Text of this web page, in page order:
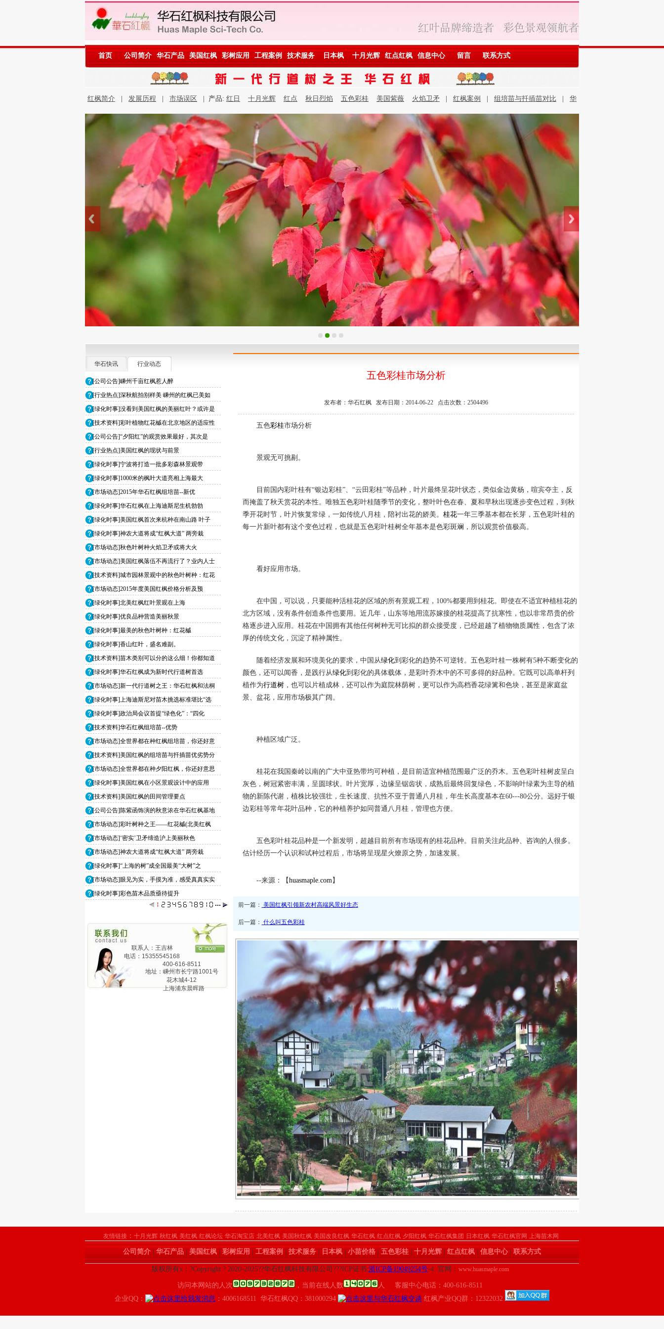
首页 公司简介 华石产品 美国红枫 彩树应用 工程案例 技术服务 日本枫 十月光辉 红点红枫 信息中心 留言 联系方式
红枫简介 发展历程 市场误区 | 产品: 红日 十月光辉 红点 秋日烈焰 五色彩桂 美国紫薇 火焰卫矛 红枫案例 组培苗与扦插苗对比 华
华石快讯 行业动态
[公司公告]嵊州千亩红枫惹人醉
[行业热点]深秋航拍别样美 嵊州的红枫已美如
[绿化时事]没看到美国红枫的美丽红叶？或许是
[技术资料]彩叶植物红花槭在北京地区的适应性
[公司公告]“夕阳红”的观赏效果最好，其次是
[行业热点]美国红枫的现状与前景
[绿化时事]宁波将打造一批多彩森林景观带
[绿化时事]1000米的枫叶大道亮相上海最大
[市场动态]2015年华石红枫组培苗--新优
[绿化时事]华石红枫在上海迪斯尼生机勃勃
[绿化时事]美国红枫首次来杭种在南山路 叶子
[绿化时事]神农大道将成“红枫大道” 两旁栽
[市场动态]秋色叶树种火焰卫矛或将大火
[市场动态]美国红枫落伍不再流行了？业内人士
[技术资料]城市园林景观中的秋色叶树种：红花
[市场动态]2015年度美国红枫价格分析及预
[绿化时事]北美红枫红叶景观在上海
[绿化时事]优良品种营造美丽秋景
[绿化时事]最美的秋色叶树种：红花槭
[绿化时事]香山红叶，盛名难副。
[技术资料]苗木类别可以分的这么细！你都知道
[绿化时事]华石红枫成为新时代行道树首选
[市场动态]新一代行道树之王：华石红枫和法桐
[绿化时事]上海迪斯尼对苗木挑选标准堪比“选
[绿化时事]政治局会议首提“绿色化”：“四化
[技术资料]华石红枫组培苗--优势
[市场动态]全世界都在种红枫组培苗，你还好意
[技术资料]美国红枫的组培苗与扦插苗优劣势分
[市场动态]全世界都在种夕阳红枫，你还好意思
[绿化时事]美国红枫在小区景观设计中的应用
[技术资料]美国红枫的田间管理要点
[公司公告]陈紫函饰演的秋意浓在华石红枫基地
[市场动态]彩叶树种之王——红花槭(北美红枫
[市场动态]‘密实’卫矛缔造沪上美丽秋色
[市场动态]神农大道将成“红枫大道” 两旁栽
[绿化时事]“上海的树”成全国最美“大树”之
[市场动态]眼见为实，手摸为准，感受真真实实
[绿化时事]彩色苗木品质亟待提升
联系人：王吉林
电话：15355545168
400-616-8511
地址：嵊州市长宁路1001号
花木城4-12
上海浦东晨晖路
五色彩桂市场分析
发布者：华石红枫 发布日期：2014-06-22 点击次数：2504496
五色彩桂市场分析
景观无可挑剔。
目前国内彩叶桂有“银边彩桂”、“云田彩桂”等品种，叶片最终呈花叶状态，类似金边黄杨，喧宾夺主，反
而掩盖了秋天赏花的本性。唯独五色彩叶桂随季节的变化，整叶叶色在春、夏和早秋出现逐步变色过程，到秋
季开花时节，叶片恢复常绿，一如传统八月桂，陪衬出花的娇美。 桂花一年三季基本都在长芽，五色彩叶桂的
每一片新叶都有这个变色过程，也就是五色彩叶桂树全年基本是色彩斑斓，所以观赏价值极高。
看好应用市场。
在中国，可以说，只要能种活桂花的区域的所有景观工程，100%都要用到桂花。即使在不适宜种植桂花的
北方区域，没有条件创造条件也要用。近几年，山东等地用流苏嫁接的桂花提高了抗寒性，也以非常昂贵的价
格逐步进入应用。桂花在中国拥有其他任何树种无可比拟的群众接受度，已经超越了植物物质属性，包含了浓
厚的传统文化，沉淀了精神属性。
随着经济发展和环境美化的要求，中国从绿化到彩化的趋势不可逆转。五色彩叶桂一株树有5种不断变化的
颜色，还可以闻香，是践行从绿化到彩化的具体载体，是彩叶乔木中的不可多得的好品种。它既可以高单杆列
植作为行道树，也可以片植成林，还可以作为庭院林荫树，更可以作为高档香花绿篱和色块，甚至是家庭盆
景、盆花，应用市场极其广阔。
种植区域广泛。
桂花在我国秦岭以南的广大中亚热带均可种植，是目前适宜种植范围最广泛的乔木。五色彩叶桂树皮呈白
灰色，树冠紧密丰满，呈圆球状。叶片宽厚，边缘呈锯齿状，成熟后最终回复绿色，不影响叶绿素为主导的植
物的新陈代谢，植株比较强壮，生长速度、抗性不亚于普通八月桂，年生长高度基本在60---80公分。远好于银
边彩桂等常年花叶品种，它的种植养护如同普通八月桂，管理也方便。
五色彩叶桂花品种是一个新发明，超越目前所有市场现有的桂花品种。目前关注此品种、咨询的人很多。
估计经历一个认识和试种过程后，市场将呈现星火燎原之势，加速发展。
--来源：【huasmaple.com】
前一篇： 美国红枫引领新农村高端风景好生态
后一篇： 什么叫五色彩桂
友情链接 ： 十月光辉 秋红枫 美红枫 红枫论坛 华石淘宝店 北美红枫 美国秋红枫 美国改良红枫 华石红枫 红点红枫 夕阳红枫 华石红枫集团 日本红枫 华石红枫官网 上海苗木网
公司简介 华石产品 美国红枫 彩树应用 工程案例 技术服务 日本枫 小苗价格 五色彩桂 十月光辉 红点红枫 信息中心| 联系方式
版权所有x：?Copyright ? 2020-2025??华石红枫科技有限公司???ICP证书:浙ICP备19049254号-4 官网： www.huasmaple.com
访问本网站的人次 ，当前在线人数
人 客服中心电话：400-616-8511
企业QQ：
：4006168511 华石红枫QQ：381000294 红枫产业QQ群：12322032